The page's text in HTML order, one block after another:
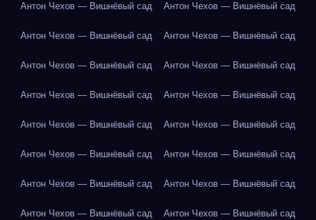
Антон Чехов — Вишнёвый сад Антон Чехов — Вишнёвый сад
Антон Чехов — Вишнёвый сад Антон Чехов — Вишнёвый сад
Антон Чехов — Вишнёвый сад Антон Чехов — Вишнёвый сад
Антон Чехов — Вишнёвый сад Антон Чехов — Вишнёвый сад
Антон Чехов — Вишнёвый сад Антон Чехов — Вишнёвый сад
Антон Чехов — Вишнёвый сад Антон Чехов — Вишнёвый сад
Антон Чехов — Вишнёвый сад Антон Чехов — Вишнёвый сад
Антон Чехов — Вишнёвый сад Антон Чехов — Вишнёвый сад